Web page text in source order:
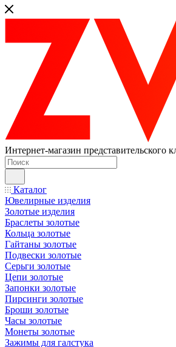
Интернет-магазин представительского
Каталог
Ювелирные изделия
Золотые изделия
Браслеты золотые
Кольца золотые
Гайтаны золотые
Подвески золотые
Серьги золотые
Цепи золотые
Запонки золотые
Пирсинги золотые
Броши золотые
Часы золотые
Монеты золотые
Зажимы для галстука